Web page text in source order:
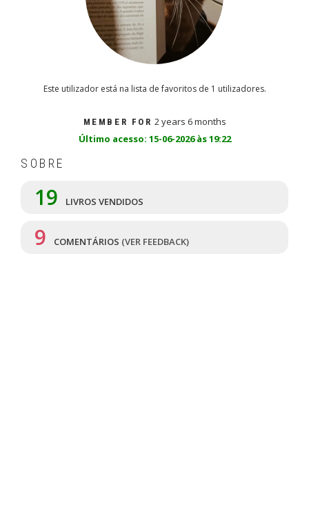
Este utilizador está na lista de favoritos de 1 utilizadores.
MEMBER FOR 2 years 6 months
Último acesso: 15-06-2026 às 19:22
SOBRE
19 LIVROS VENDIDOS
9 COMENTÁRIOS (VER FEEDBACK)